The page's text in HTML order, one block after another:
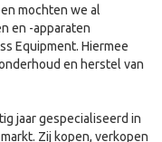
mochten we al
en -apparaten
Equipment. Hiermee
en herstel van
jaar gespecialiseerd in
Zij kopen, verkopen